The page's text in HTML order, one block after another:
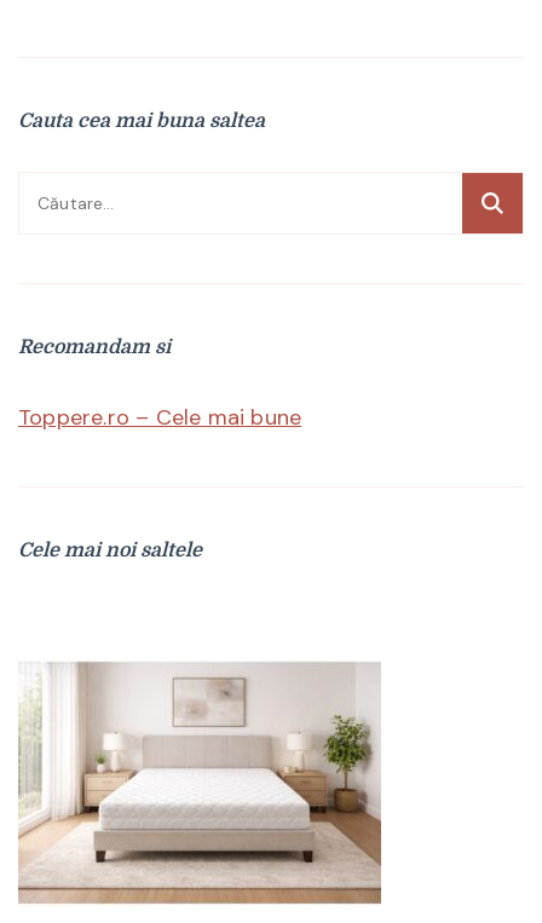
Cauta cea mai buna saltea
Caută
Recomandam si
Toppere.ro – Cele mai bune
Cele mai noi saltele